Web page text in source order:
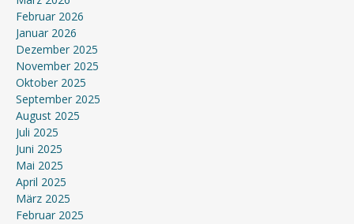
Februar 2026
Januar 2026
Dezember 2025
November 2025
Oktober 2025
September 2025
August 2025
Juli 2025
Juni 2025
Mai 2025
April 2025
März 2025
Februar 2025